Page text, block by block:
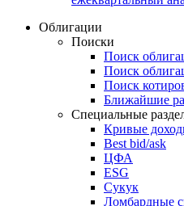
Журнал
Cbonds Review
ежеквартальный
Облигации
Поиски
Поиск
Поиск
Поиск
Ближайшие
Специальные
Кривые
Best bid/ask